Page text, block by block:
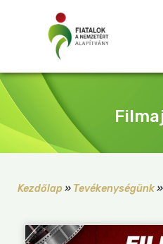
Kezdőlap » Tevékenységünk